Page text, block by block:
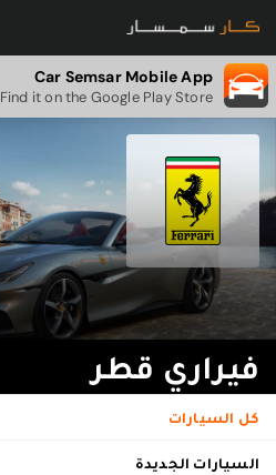
Car Semsar Mobile App
Find it on the Google Play Store.
فيراري قطر
كل السيارات
السيارات الجديدة